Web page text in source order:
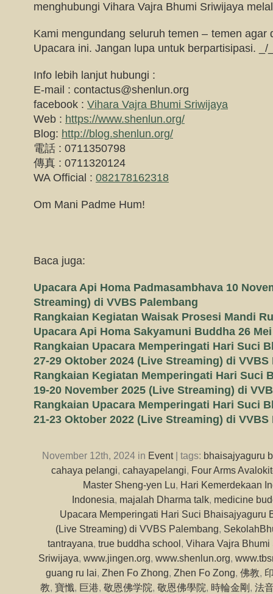
menghubungi Vihara Vajra Bhumi Sriwijaya
Kami mengundang seluruh temen – temen agar
Upacara ini. Jangan lupa untuk berpartisipasi. _/
Info lebih lanjut hubungi :
E-mail : contactus@shenlun.org
facebook : Vihara Vajra Bhumi Sriwijaya
Web : https://www.shenlun.org/
Blog: http://blog.shenlun.org/
電話 : 0711350798
傳真 : 0711320124
WA Official : 082178162318
Om Mani Padme Hum!
Baca juga:
Upacara Api Homa Padmasambhava 10
Streaming) di VVBS Palembang
Rangkaian Kegiatan Waisak Prosesi Mandi
Upacara Api Homa Sakyamuni Buddha 26
Rangkaian Upacara Memperingati Hari Suci
27-29 Oktober 2024 (Live Streaming) di VVBS
Rangkaian Kegiatan Memperingati Hari Suci
19-20 November 2025 (Live Streaming) di
Rangkaian Upacara Memperingati Hari Suci
21-23 Oktober 2022 (Live Streaming) di VVBS
November 12th, 2024 in Event| tags: bhaisajyaguru
cahaya pelangi, cahayapelangi, Four Arms
Master Sheng-yen Lu, Hari Kemerdekaan
Indonesia, majalah Dharma talk, medicine
Upacara Memperingati Hari Suci Bhaisajyaguru
(Live Streaming) di VVBS Palembang,
tantrayana, true buddha school, Vihara Vajra
Sriwijaya, www.jingen.org, www.shenlun.org,
guang ru lai, Zhen Fo Zhong, Zhen Fo Zong, 佛教,
教, 寶懺, 巨港, 敬恩佛学院, 敬恩佛學院, 時輪金剛, 法